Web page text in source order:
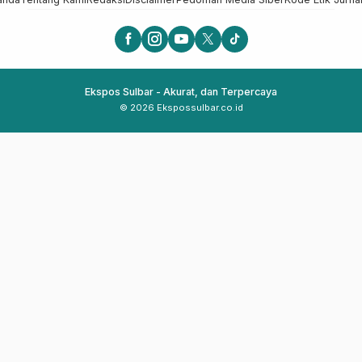
Ekspos Sulbar - Akurat, dan Terpercaya
© 2026 Ekspossulbar.co.id